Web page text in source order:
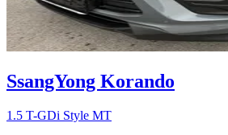
SsangYong Korando
1.5 T-GDi Style MT